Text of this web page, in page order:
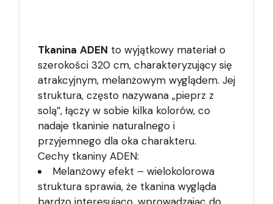
Tkanina ADEN to wyjątkowy materiał o
szerokości 320 cm, charakteryzujący się
atrakcyjnym, melanżowym wyglądem. Jej
struktura, często nazywana „pieprz z
solą”, łączy w sobie kilka kolorów, co
nadaje tkaninie naturalnego i
przyjemnego dla oka charakteru.
Cechy tkaniny ADEN:
Melanżowy efekt – wielokolorowa
struktura sprawia, że tkanina wygląda
bardzo interesująco, wprowadzając do